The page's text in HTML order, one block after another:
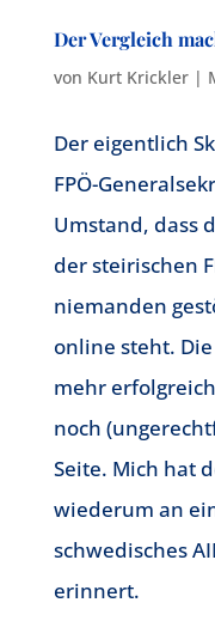
Der Vergleich
von Kurt Krickler|
Der eigentlich
FPÖ-
Umstand, dass
der steirischen
niemanden
online steht.
mehr
noch
Seite. Mich hat
wiederum an
schwedisches
erinnert.